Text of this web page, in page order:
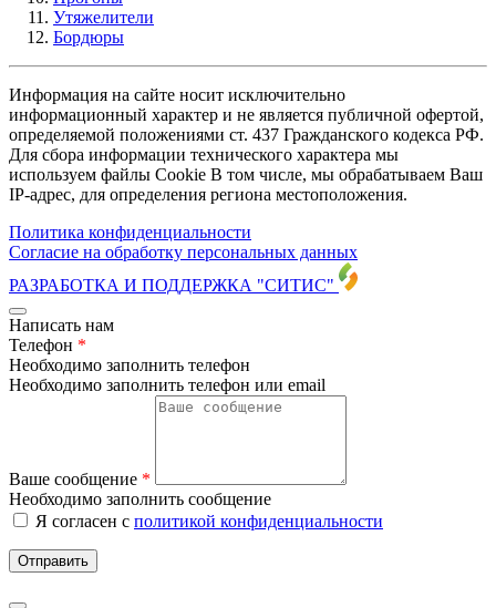
Утяжелители
Бордюры
Информация на сайте носит исключительно
информационный характер и не является публичной офертой,
определяемой положениями ст. 437 Гражданского кодекса РФ.
Для сбора информации технического характера мы
используем файлы Cookie В том числе, мы обрабатываем Ваш
IP-адрес, для определения региона местоположения.
Политика конфиденциальности
Согласие на обработку персональных данных
РАЗРАБОТКА И ПОДДЕРЖКА "СИТИС"
Написать нам
Телефон *
Необходимо заполнить телефон
Необходимо заполнить телефон или email
Ваше сообщение *
Необходимо заполнить сообщение
Я согласен с политикой конфиденциальности
Отправить